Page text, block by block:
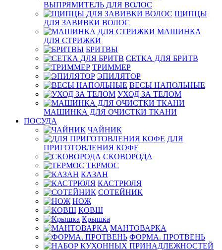
ВЫПРЯМИТЕЛЬ ДЛЯ ВОЛОС
ЩИПЦЫ
ДЛЯ ЗАВИВКИ ВОЛОС
МАШИНКА
ДЛЯ СТРИЖКИ
БРИТВЫ
СЕТКА ДЛЯ БРИТВ
ТРИММЕР
ЭПИЛЯТОР
ВЕСЫ НАПОЛЬНЫЕ
УХОД ЗА ТЕЛОМ
МАШИНКА ДЛЯ ОЧИСТКИ ТКАНИ
ПОСУДА
ЧАЙНИК
ДЛЯ
ПРИГОТОВЛЕНИЯ КОФЕ
СКОВОРОДА
ТЕРМОС
КАЗАН
КАСТРЮЛЯ
СОТЕЙНИК
НОЖ
КОВШ
Крышка
МАНТОВАРКА
ФОРМА. ПРОТВЕНЬ